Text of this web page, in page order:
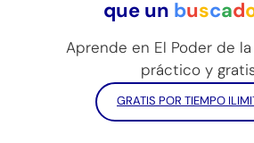
que un buscad
Aprende en El Poder de la
práctico y
GRATIS POR TIEMPO